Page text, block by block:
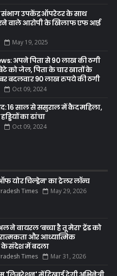
संभाग उपकेंद्र ऑपरेटर के साथ
वाले आरोपी के खिलाफ एफ आई
May 19, 2025
अपने पिता से 90 लाख की ठगी
को जेल, पिता के चार खातों के
बदलवार 90 लाख रुपये की ठगी
Oct 09, 2024
16 साल से ससुराल में कैद महिला,
का ढांचा
Oct 09, 2024
योर चिल्ड्रेन’ का ट्रेलर लॉन्च
Times May 29, 2026
ने वायरल ‘बच्चा है तू मेरा’ ट्रेंड को
और आध्यात्मिक
संदेश में बदला
Times Mar 31, 2026